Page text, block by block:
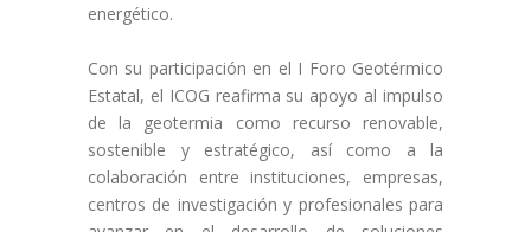
energético.
Con su participación en el I Foro Geotérmico
Estatal, el ICOG reafirma su apoyo al impulso
de la geotermia como recurso renovable,
sostenible y estratégico, así como a la
colaboración entre instituciones, empresas,
centros de investigación y profesionales para